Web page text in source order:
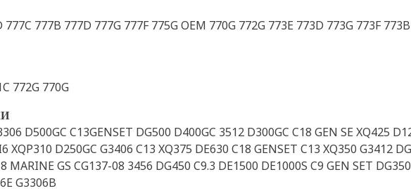
777C 777B 777D 777G 777F 775G OEM 770G 772G 773E 773D 773G 773F
772G 770G
D500GC C13GENSET DG500 D400GC 3512 D300GC C18 GEN SE XQ425
XQP310 D250GC G3406 C13 XQ375 DE630 C18 GENSET C13 XQ350 G3412
MARINE GS CG137-08 3456 DG450 C9.3 DE1500 DE1000S C9 GEN SET
G3306B